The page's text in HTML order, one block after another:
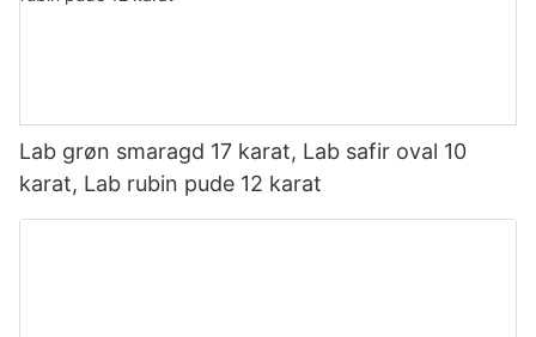
Lab grøn smaragd 17 karat, Lab safir oval 10
karat, Lab rubin pude 12 karat